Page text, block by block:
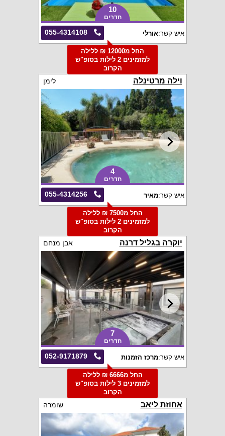
10
חדרים
055-4314108 איש קשר:אורלי
החל מ12000 ₪ ללילה
למזמינים 2 לילות בסופ"ש
הקרוב
וילה מרטינלה לימן
4
חדרים
055-4314256 איש קשר:מאיר
החל מ7500 ₪ ללילה
למזמינים 2 לילות בסופ"ש
הקרוב
יוקרה בגליל דרנה אבן מנחם
7
חדרים
052-9171879 איש קשר:מרכז הזמנות
החל מ6666 ₪ ללילה
למזמינים 3 לילות בסופ"ש
הקרוב
אחוזת ליאב שומרה